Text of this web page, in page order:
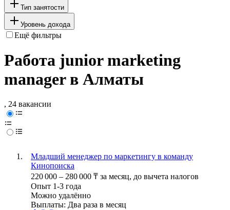
Тип занятости
Уровень дохода
Ещё фильтры
Работа junior marketing
manager в Алматы
, 24 вакансии
Младший менеджер по маркетингу в команду
Кинопоиска
220 000 – 280 000 ₸ за месяц, до вычета налогов
Опыт 1-3 года
Можно удалённо
Выплаты: Два раза в месяц